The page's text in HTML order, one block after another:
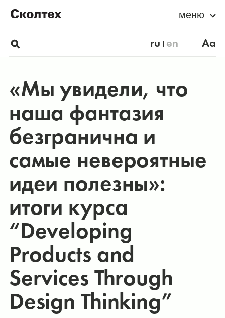
меню
ru en Aa
«Мы увидели, что
наша фантазия
безгранична и
самые невероятные
идеи полезны»:
итоги курса
“Developing
Products and
Services Through
Design Thinking”